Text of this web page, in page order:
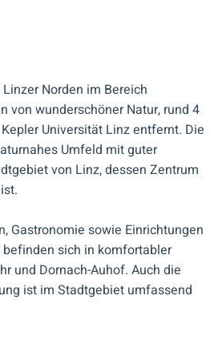
Norden im Bereich
von wunderschöner Natur, rund 4
Universität Linz entfernt. Die
Umfeld mit guter
von Linz, dessen Zentrum
Gastronomie sowie Einrichtungen
sich in komfortabler
und Dornach-Auhof. Auch die
ist im Stadtgebiet umfassend